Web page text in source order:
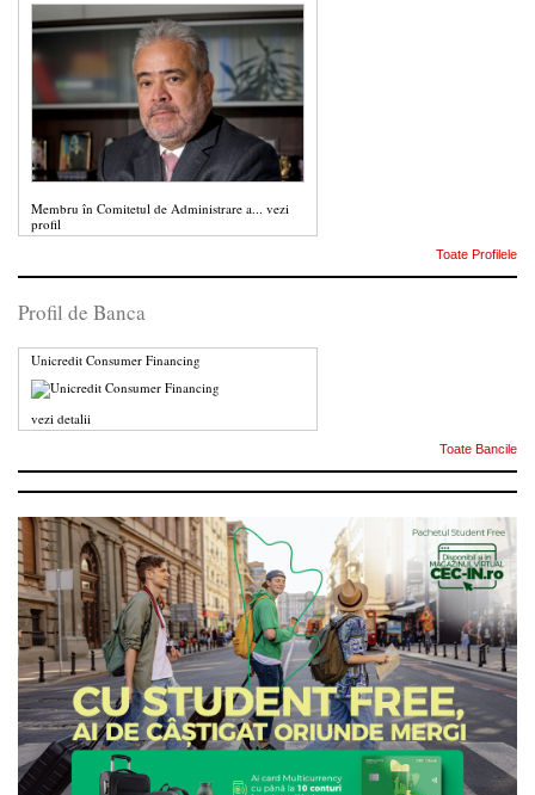
Membru în Comitetul de Administrare a... vezi
profil
Toate Profilele
Profil de Banca
Unicredit Consumer Financing
vezi detalii
Toate Bancile